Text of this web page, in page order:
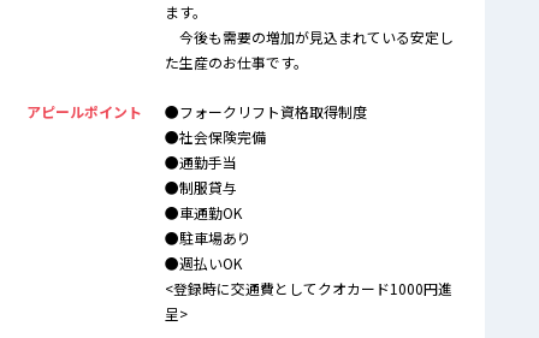
ます。
今後も需要の増加が見込まれている安定し
た生産のお仕事です。
アピールポイント
●フォークリフト資格取得制度
●社会保険完備
●通勤手当
●制服貸与
●車通勤OK
●駐車場あり
●週払いOK
<登録時に交通費としてクオカード1000円進
呈>